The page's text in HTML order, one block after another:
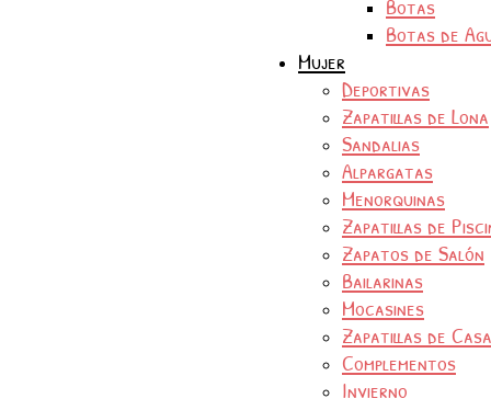
Botas de
Mujer
Deportivas
Zapatillas de Lona
Sandalias
Alpargatas
Menorquinas
Zapatillas de
Zapatos de Salón
Bailarinas
Mocasines
Zapatillas de Casa
Complementos
Invierno